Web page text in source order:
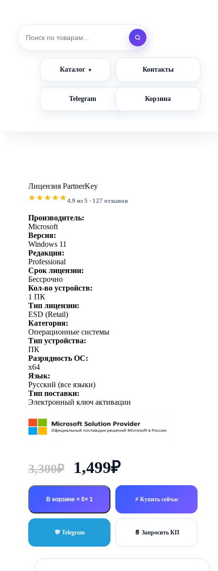
Каталог Контакты
Telegram Корзина
Лицензия PartnerKey
★★★★★4.9 из 5 · 127 отзывов
Производитель:
Microsoft
Версия:
Windows 11
Редакция:
Professional
Срок лицензии:
Бессрочно
Кол-во устройств:
1 ПК
Тип лицензии:
ESD (Retail)
Категория:
Операционные системы
Тип устройства:
ПК
Разрядность ОС:
x64
Язык:
Русский (все языки)
Тип поставки:
Электронный ключ активации
3,300₽
Первоначальная
цена
составляла
3,300₽.
1,499₽Текущая
цена:
1,499₽.
В корзине × 0 ⚡ Купить сейчас
💬 Telegram 📄 Запросить КП